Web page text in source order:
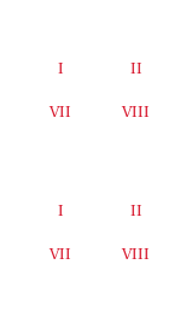
I II
VII VIII
I II
VII VIII